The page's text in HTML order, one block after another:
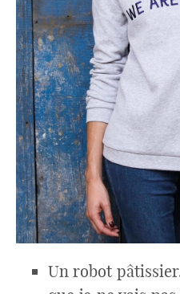
Un robot